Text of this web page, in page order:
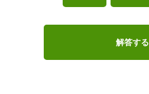
解答する